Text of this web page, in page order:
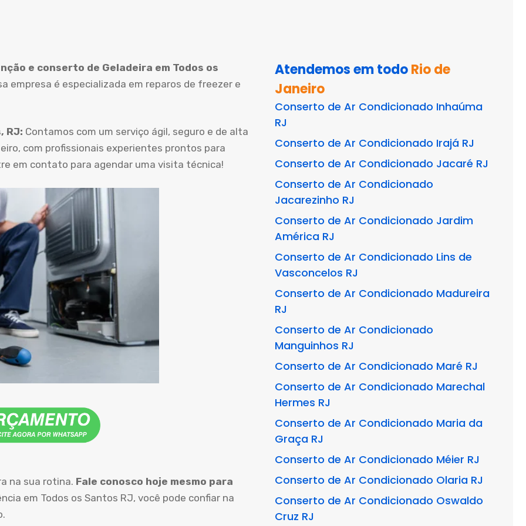
e conserto de Geladeira em Todos os
empresa é especializada em reparos de freezer e
RJ: Contamos com um serviço ágil, seguro e de alta
com profissionais experientes prontos para
em contato para agendar uma visita técnica!
na sua rotina. Fale conosco hoje mesmo para
em Todos os Santos RJ, você pode confiar na
Atendemos em todoRio de
Janeiro
Conserto de Ar Condicionado Inhaúma
RJ
Conserto de Ar Condicionado Irajá RJ
Conserto de Ar Condicionado Jacaré RJ
Conserto de Ar Condicionado
Jacarezinho RJ
Conserto de Ar Condicionado Jardim
América RJ
Conserto de Ar Condicionado Lins de
Vasconcelos RJ
Conserto de Ar Condicionado Madureira
RJ
Conserto de Ar Condicionado
Manguinhos RJ
Conserto de Ar Condicionado Maré RJ
Conserto de Ar Condicionado Marechal
Hermes RJ
Conserto de Ar Condicionado Maria da
Graça RJ
Conserto de Ar Condicionado Méier RJ
Conserto de Ar Condicionado Olaria RJ
Conserto de Ar Condicionado Oswaldo
Cruz RJ